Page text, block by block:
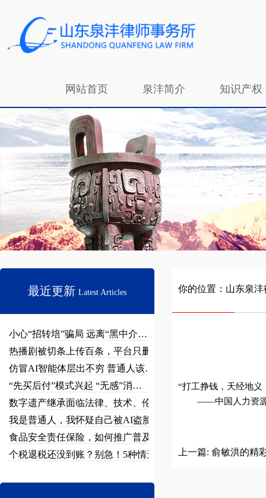
网站首页 泉沣简介 知识产权
招贤纳士
最近更新 Latest Articles
小心“招转培”骗局 远离“黑中介…
热播剧被切条上传百条，平台只删不…
仿冒AI智能体层出不穷 普通人该…
“先买后付”模式兴起 “无感”消…
数字遗产继承面临法律、技术、伦理…
我是普通人，我怀疑自己被AI盗脸…
食品安全责任保险，如何推广普及？
个税退税还没到账？别急！5种情形…
你的位置： 山东泉
“打工挣钱，天经地
——中国人力资源和
上一篇: 俞敏洪的精